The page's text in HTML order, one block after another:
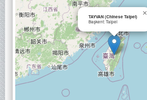
TAYVAN (Chinese Taipei)
Başkent: Taipei
×